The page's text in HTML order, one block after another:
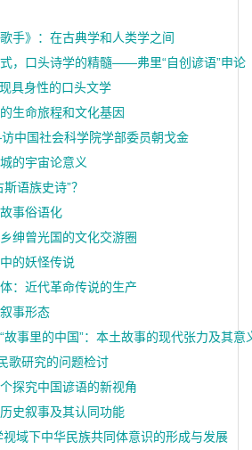
手》：在古典学和人类学之间
，口头诗学的精髓——弗里“自创谚语”申论
具身性的口头文学
生命旅程和文化基因
中国社会科学院学部委员朝戈金
的宇宙论意义
语族史诗”？
事俗语化
绅曾光国的文化交游圈
的妖怪传说
：近代革命传说的生产
事形态
故事里的中国”：本土故事的现代张力及其意
歌研究的问题检讨
探究中国谚语的新视角
史叙事及其认同功能
域下中华民族共同体意识的形成与发展